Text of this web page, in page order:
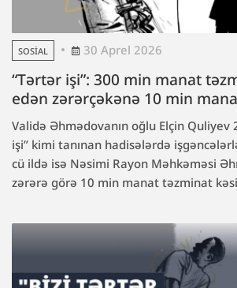
SOSIAL 30 Aprel 2026
“Tərtər işi”: 300 min manat
edən zərərçəkənə 10 min
Validə Əhmədovanın oğlu Elçin Quliyev
işi” kimi tanınan hadisələrdə
cü ildə isə Nəsimi Rayon Məhkəməsi
zərərə görə 10 min manat təzminat